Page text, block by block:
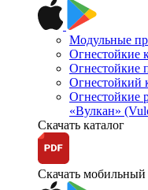
Модульные
Огнестойкие
Огнестойкие
Огнестойкий
Огнестойкие
«Вулкан»
Скачать каталог
Скачать мобильный